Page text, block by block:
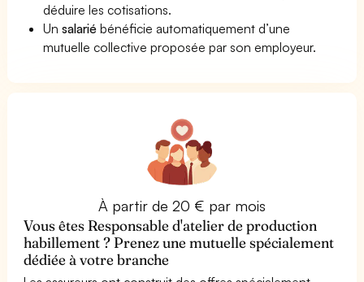
déduire les cotisations.
Unsalarié bénéficie automatiquement d’une
mutuelle collective proposée par son employeur.
À partir de 20 € par mois
Vous êtes Responsable d'atelier de production
habillement ? Prenez une mutuelle spécialement
dédiée à votre branche